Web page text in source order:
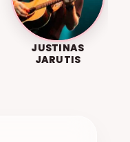
JUSTINAS
JARUTIS